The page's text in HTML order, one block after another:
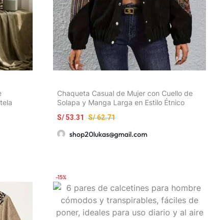
Chaqueta Casual de Mujer con Cuello de
Solapa y Manga Larga en Estilo Étnico
S/62.71
S/53.31
shop20lukas@gmail.com
-15%